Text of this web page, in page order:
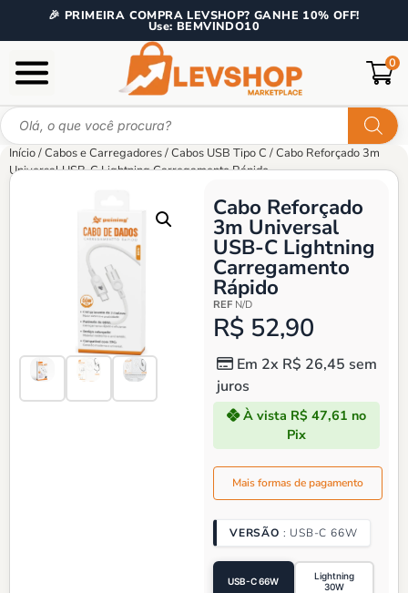
🎉 PRIMEIRA COMPRA LEVSHOP? GANHE 10% OFF!
Use: BEMVINDO10
0
Início/Cabos e Carregadores/Cabos USB Tipo C / Cabo Reforçado 3m
Universal USB-C Lightning Carregamento Rápido
Cabo Reforçado
3m Universal
USB-C Lightning
Carregamento
Rápido
REF N/D
R$ 52,90
Em 2x R$ 26,45 sem
juros
À vista R$ 47,61 no
Pix
Mais formas de pagamento
VERSÃO USB-C 66W
USB-C 66W
Lightning
30W